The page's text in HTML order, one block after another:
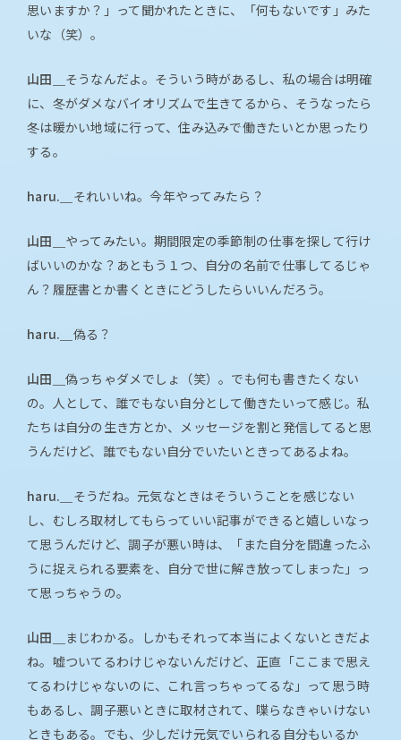
思いますか？」って聞かれたときに、「何もないです」みた
いな（笑）。
山田＿ そうなんだよ。そういう時があるし、私の場合は明確
に、冬がダメなバイオリズムで生きてるから、そうなったら
冬は暖かい地域に行って、住み込みで働きたいとか思ったり
する。
haru.＿ それいいね。今年やってみたら？
山田＿ やってみたい。期間限定の季節制の仕事を探して行け
ばいいのかな？あともう１つ、自分の名前で仕事してるじゃ
ん？履歴書とか書くときにどうしたらいいんだろう。
haru.＿ 偽る？
山田＿ 偽っちゃダメでしょ（笑）。でも何も書きたくない
の。人として、誰でもない自分として働きたいって感じ。私
たちは自分の生き方とか、メッセージを割と発信してると思
うんだけど、誰でもない自分でいたいときってあるよね。
haru.＿ そうだね。元気なときはそういうことを感じない
し、むしろ取材してもらっていい記事ができると嬉しいなっ
て思うんだけど、調子が悪い時は、「また自分を間違ったふ
うに捉えられる要素を、自分で世に解き放ってしまった」っ
て思っちゃうの。
山田＿
まじわかる。しかもそれって本当によくないときだよ
ね。嘘ついてるわけじゃないんだけど、正直「ここまで思え
てるわけじゃないのに、これ言っちゃってるな」って思う時
もあるし、調子悪いときに取材されて、喋らなきゃいけない
ときもある。でも、少しだけ元気でいられる自分もいるか